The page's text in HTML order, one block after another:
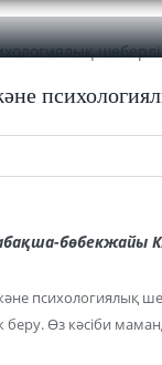
бөбекжайы
психологиялық
беру. Өз кәсіби